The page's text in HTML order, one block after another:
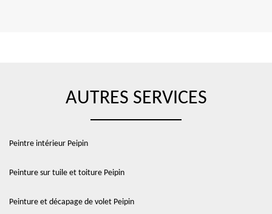
AUTRES SERVICES
Peintre intérieur Peipin
Peinture sur tuile et toiture Peipin
Peinture et décapage de volet Peipin